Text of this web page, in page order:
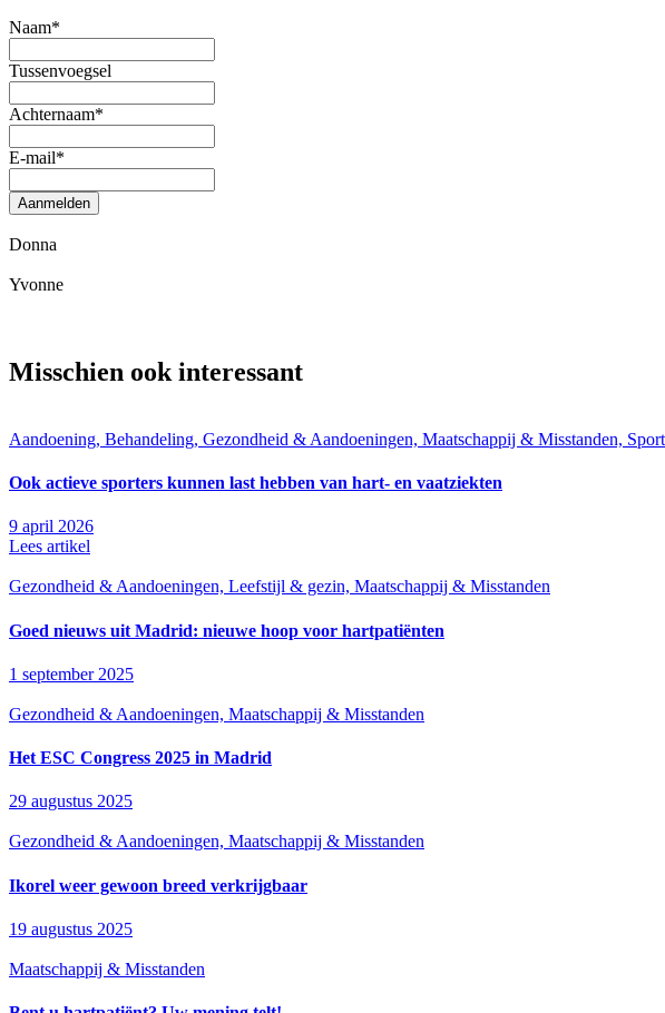
Naam*
Tussenvoegsel
Achternaam*
E-mail*
Aanmelden
Donna
Yvonne
Misschien ook interessant
Aandoening, Behandeling, Gezondheid & Aandoeningen, Maatschappij & Misstanden,
Ook actieve sporters kunnen last hebben van hart- en vaatziekten
9 april 2026
Lees artikel
Gezondheid & Aandoeningen, Leefstijl & gezin, Maatschappij & Misstanden
Goed nieuws uit Madrid: nieuwe hoop voor hartpatiënten
1 september 2025
Gezondheid & Aandoeningen, Maatschappij & Misstanden
Het ESC Congress 2025 in Madrid
29 augustus 2025
Gezondheid & Aandoeningen, Maatschappij & Misstanden
Ikorel weer gewoon breed verkrijgbaar
19 augustus 2025
Maatschappij & Misstanden